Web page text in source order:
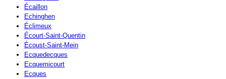
Écaillon
Echinghen
Éclimeux
Écourt-Saint-Quentin
Écoust-Saint-Mein
Ecquedecques
Ecquemicourt
Ecques